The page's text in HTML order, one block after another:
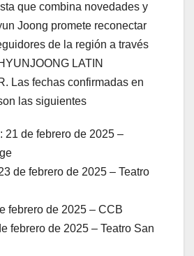
que combina novedades y
Joong promete reconectar
de la región a través
LATIN
Las fechas confirmadas en
las siguientes
21 de febrero de 2025 –
de febrero de 2025 – Teatro
febrero de 2025 – CCB
febrero de 2025 – Teatro San